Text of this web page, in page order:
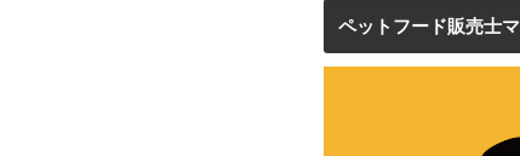
ペットフード販売士